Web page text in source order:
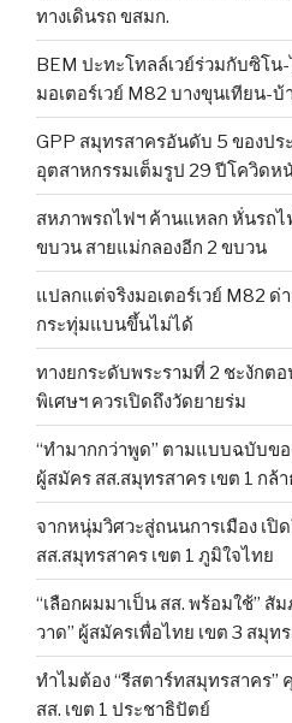
ทางเดินรถ ขสมก.
BEM ปะทะโทลล์เวย์ร่วมกับซิโน
มอเตอร์เวย์ M82 บางขุนเทียน-
GPP สมุทรสาครอันดับ 5 ของปร
อุตสาหกรรมเต็มรูป 29 ปีโควิดห
สหภาพรถไฟฯ ค้านแหลก หั่นรถ
ขบวน สายแม่กลองอีก 2 ขบวน
แปลกแต่จริงมอเตอร์เวย์ M82 ด่
กระทุ่มแบนขึ้นไม่ได้
ทางยกระดับพระรามที่ 2 ชะงักต
พิเศษฯ ควรเปิดถึงวัดยายร่ม
“ทำมากกว่าพูด” ตามแบบฉบับข
ผู้สมัคร สส.สมุทรสาคร เขต 1 กล้
จากหนุ่มวิศวะสู่ถนนการเมือง เปิ
สส.สมุทรสาคร เขต 1 ภูมิใจไทย
“เลือกผมมาเป็น สส. พร้อมใช้”
วาด” ผู้สมัครเพื่อไทย เขต 3 สมุท
ทำไมต้อง “รีสตาร์ทสมุทรสาคร”
สส. เขต 1 ประชาธิปัตย์